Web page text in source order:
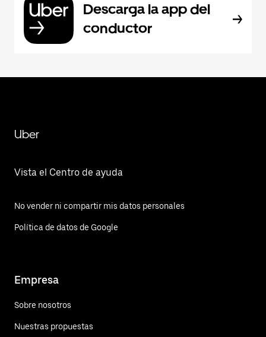
Descarga la app del
conductor
Uber
Vista el Centro de ayuda
No vender ni compartir mis datos personales
Política de datos de Google
Empresa
Sobre nosotros
Nuestras propuestas